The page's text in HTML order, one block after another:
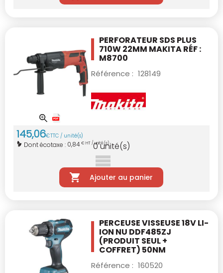
PERFORATEUR SDS PLUS
710W 22MM MAKITARÉF :
M8700
Référence : 128149
145,06€TTC / unité(s)
Dont écotaxe : 0,84€ HT / unité(s)
0unité(s)
Ajouter au panier
PERCEUSE VISSEUSE 18V LI-
ION NU DDF485ZJ
(PRODUIT SEUL +
COFFRET) 50NM
Référence : 160520